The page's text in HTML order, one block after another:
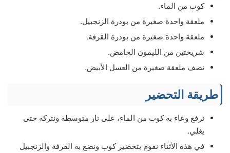
كوب من الماء.
ملعقة واحدة صغيرة من بودرة الزنجبيل.
ملعقة واحدة صغيرة من بودرة القرفة.
شريحتين من الليمون الحامض.
نصف ملعقة صغيرة من العسل الأبيض.
طريقة التحضير
نرفع وعاء به كوب من الماء، على نار متوسطة ونتركه حتى
يغلي.
في هذه الأثناء نقوم بتحضير كوب ونضع به القرفة والزنجبيل